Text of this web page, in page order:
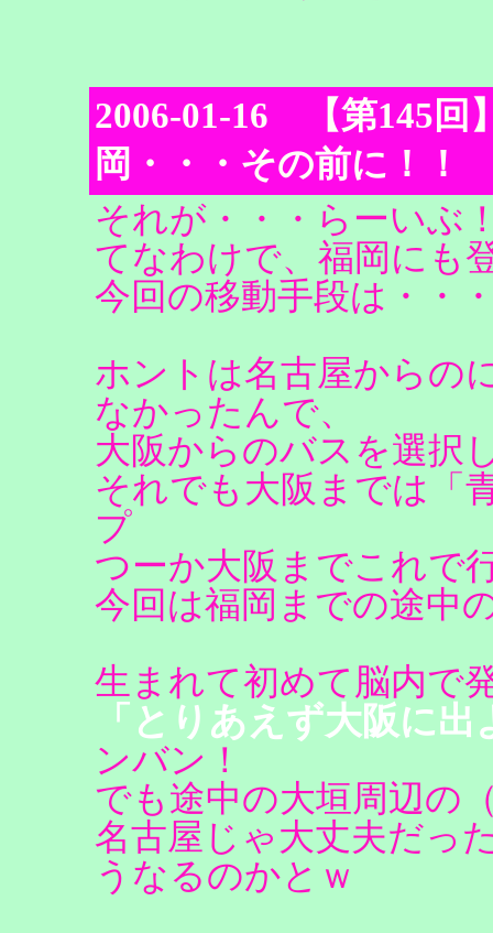
2006-01-16 【第145回
岡・・・その前に！！
それが・・・らーいぶ
てなわけで、福岡にも
今回の移動手段は・・
ホントは名古屋からの
なかったんで、
大阪からのバスを選択
それでも大阪までは「
プ
つーか大阪までこれで
今回は福岡までの途中
生まれて初めて脳内で
「とりあえず大阪に出
ンバン！
でも途中の大垣周辺の
名古屋じゃ大丈夫だっ
うなるのかとｗ